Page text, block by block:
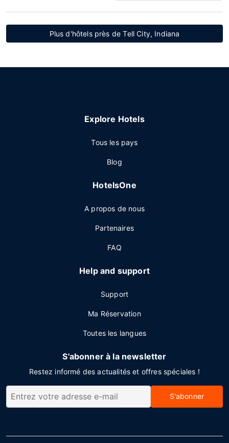
Plus d'hôtels près de Tell City, Indiana
Explore Hotels
Tous les pays
Blog
HotelsOne
A propos de nous
Partenaires
FAQ
Help and support
Support
Ma Réservation
Toutes les langues
S'abonner à la newsletter
Restez informé des actualités et offres spéciales !
S'abonner